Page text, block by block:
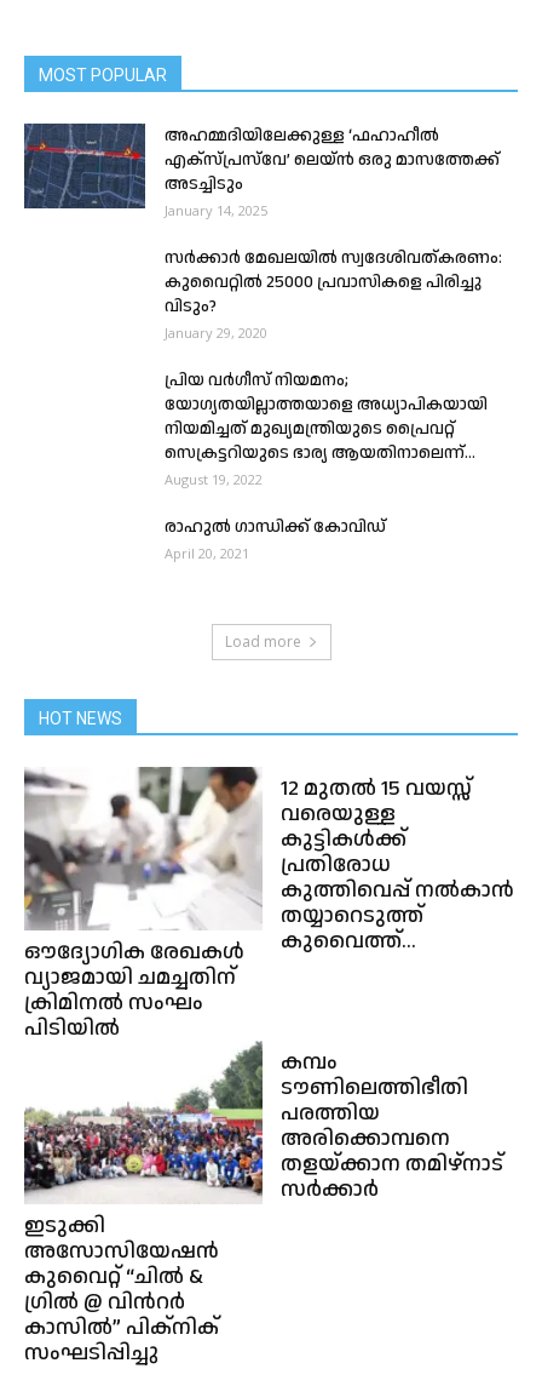
MOST POPULAR
അഹമ്മദിയിലേക്കുള്ള ‘ഫഹാഹീൽ
എക്‌സ്‌പ്രസ്‌വേ’ ലെയ്ൻ ഒരു മാസത്തേക്ക്
അടച്ചിടും
January 14, 2025
സര്‍ക്കാര്‍ മേഖലയില്‍ സ്വദേശിവത്കരണം:
കുവൈറ്റില്‍ 25000 പ്രവാസികളെ പിരിച്ചു
വിടും?
January 29, 2020
പ്രിയ വർഗീസ് നിയമനം;
യോഗ്യതയില്ലാത്തയാളെ അധ്യാപികയായി
നിയമിച്ചത് മുഖ്യമന്ത്രിയുടെ പ്രൈവറ്റ്
സെക്രട്ടറിയുടെ ഭാര്യ ആയതിനാലെന്ന്...
August 19, 2022
രാഹുൽ ഗാന്ധിക്ക് കോവിഡ്
April 20, 2021
Load more
HOT NEWS
ഔദ്യോഗിക രേഖകൾ
വ്യാജമായി ചമച്ചതിന്
ക്രിമിനൽ സംഘം
പിടിയിൽ
12 മുതൽ 15 വയസ്സ്
വരെയുള്ള
കുട്ടികൾക്ക്
പ്രതിരോധ
കുത്തിവെപ്പ് നൽകാൻ
തയ്യാറെടുത്ത്
കുവൈത്ത്...
ഇടുക്കി
അസോസിയേഷൻ
കുവൈറ്റ് “ചിൽ &
ഗ്രിൽ @ വിൻറർ
കാസിൽ” പിക്‌നിക്
സംഘടിപ്പിച്ചു
കമ്പം
ടൗണിലെത്തിഭീതി
പരത്തിയ
അരിക്കൊമ്പനെ
തളയ്ക്കാന തമിഴ്നാട്
സർക്കാർ